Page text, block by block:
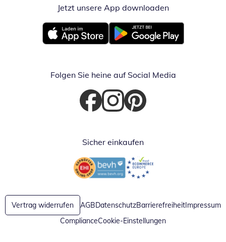
Jetzt unsere App downloadenÖffnet in
Öffnet in neuem FensterÖffnet in neuem Fenster
Folgen Sie heine auf Social Media
Öffnet in neuem Fenster
Öffnet in neuem Fenster
Öffnet in neuem Fenster
Sicher einkaufen
Öffnet in neuem FensterÖffnet in neuem Fenster
Vertrag widerrufen AGBDatenschutzBarrierefreiheitImpressum
ComplianceCookie-Einstellungen